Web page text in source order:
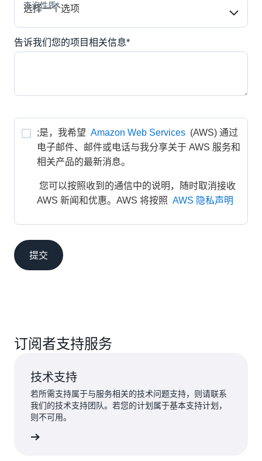
查询性质*
选择一个选项
告诉我们您的项目相关信息*
;是，我希望 Amazon Web Services (AWS) 通过
电子邮件、邮件或电话与我分享关于 AWS 服务和
相关产品的最新消息。
AWS 新闻和优惠。AWS 将按照 AWS 隐私声明
提交
订阅者支持服务
技术支持
若所需支持属于与服务相关的技术问题支持，则请联系
我们的技术支持团队。若您的计划属于基本支持计划，
则不可用。